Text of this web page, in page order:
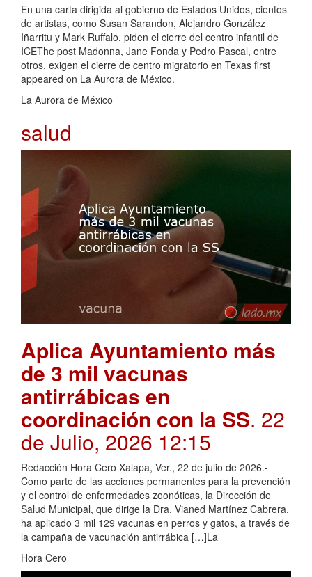
En una carta dirigida al gobierno de Estados Unidos, cientos
de artistas, como Susan Sarandon, Alejandro González
Iñarritu y Mark Ruffalo, piden el cierre del centro infantil de
ICEThe post Madonna, Jane Fonda y Pedro Pascal, entre
otros, exigen el cierre de centro migratorio en Texas first
appeared on La Aurora de México.
La Aurora de México
salud
Aplica Ayuntamiento más
de 3 mil vacunas
antirrábicas en
coordinación con la SS. 22
de Julio, 2026 12:15
Redacción Hora Cero Xalapa, Ver., 22 de julio de 2026.-
Como parte de las acciones permanentes para la prevención
y el control de enfermedades zoonóticas, la Dirección de
Salud Municipal, que dirige la Dra. Vianed Martínez Cabrera,
ha aplicado 3 mil 129 vacunas en perros y gatos, a través de
la campaña de vacunación antirrábica […]La
Hora Cero